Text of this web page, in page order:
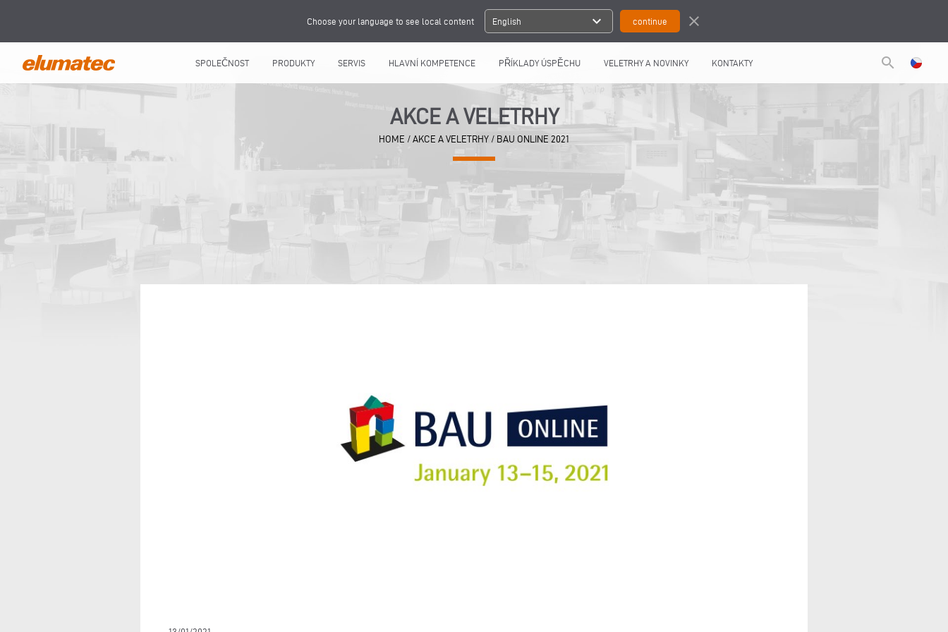
Choose your language to see local content English expand_more close
SPOLEČNOST PRODUKTY SERVIS HLAVNÍ KOMPETENCE PŘÍKLADY ÚSPĚCHU VELETRHY A NOVINKY KONTAKTY search
AKCE A VELETRHY
HOME / AKCE A VELETRHY / BAU ONLINE 2021